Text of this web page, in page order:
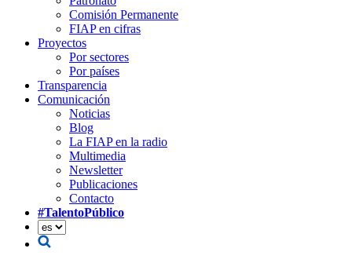
Comisión Permanente
FIAP en cifras
Proyectos
Por sectores
Por países
Transparencia
Comunicación
Noticias
Blog
La FIAP en la radio
Multimedia
Newsletter
Publicaciones
Contacto
#TalentoPúblico